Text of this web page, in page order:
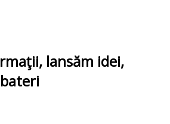
lansăm idei,